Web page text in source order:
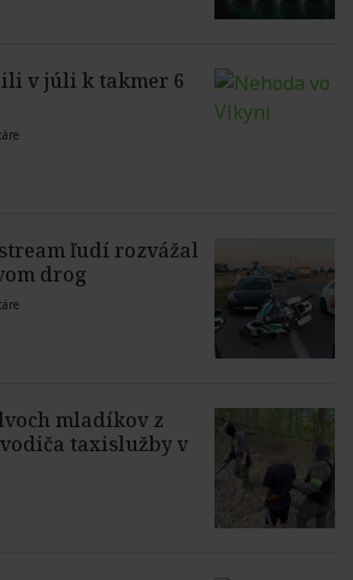
v júli k takmer 6
ľudí rozvážal
drog
mladíkov z
taxislužby v